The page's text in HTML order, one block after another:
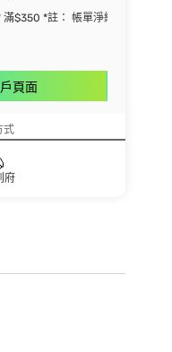
滿$350 *註： 帳單淨總額指扣除
頁面
式
府